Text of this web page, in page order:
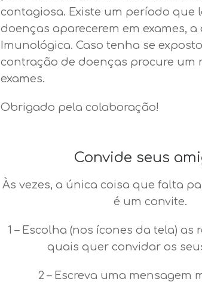
contagiosa. Existe um período que
doenças aparecerem em exames,
Imunológica. Caso tenha se
contração de doenças procure um
exames.
Obrigado pela colaboração!
Convide seus
Às vezes, a única coisa que falta
é um convite.
1 – Escolha (nos ícones da tela) as
quais quer convidar os
2 – Escreva uma mensagem